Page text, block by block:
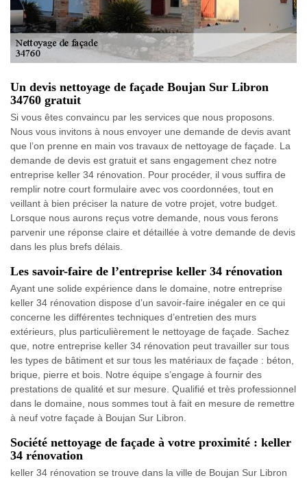
Un devis nettoyage de façade Boujan Sur Libron
34760 gratuit
Si vous êtes convaincu par les services que nous proposons.
Nous vous invitons à nous envoyer une demande de devis avant
que l’on prenne en main vos travaux de nettoyage de façade. La
demande de devis est gratuit et sans engagement chez notre
entreprise keller 34 rénovation. Pour procéder, il vous suffira de
remplir notre court formulaire avec vos coordonnées, tout en
veillant à bien préciser la nature de votre projet, votre budget.
Lorsque nous aurons reçus votre demande, nous vous ferons
parvenir une réponse claire et détaillée à votre demande de devis
dans les plus brefs délais.
Les savoir-faire de l’entreprise keller 34 rénovation
Ayant une solide expérience dans le domaine, notre entreprise
keller 34 rénovation dispose d’un savoir-faire inégaler en ce qui
concerne les différentes techniques d’entretien des murs
extérieurs, plus particulièrement le nettoyage de façade. Sachez
que, notre entreprise keller 34 rénovation peut travailler sur tous
les types de bâtiment et sur tous les matériaux de façade : béton,
brique, pierre et bois. Notre équipe s’engage à fournir des
prestations de qualité et sur mesure. Qualifié et très professionnel
dans le domaine, nous sommes tout à fait en mesure de remettre
à neuf votre façade à Boujan Sur Libron.
Société nettoyage de façade à votre proximité : keller
34 rénovation
keller 34 rénovation se trouve dans la ville de Boujan Sur Libron